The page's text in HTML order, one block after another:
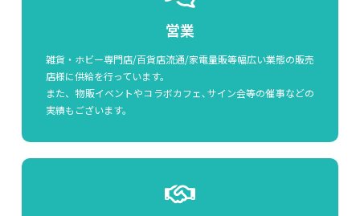
営業
雑貨・ホビー専門店/百貨店流通/家電量販等幅広い業態の販売
店様に供給を行っています。
また、物販イベントやコラボカフェ､サイン会等の催事などの
実績もございます。